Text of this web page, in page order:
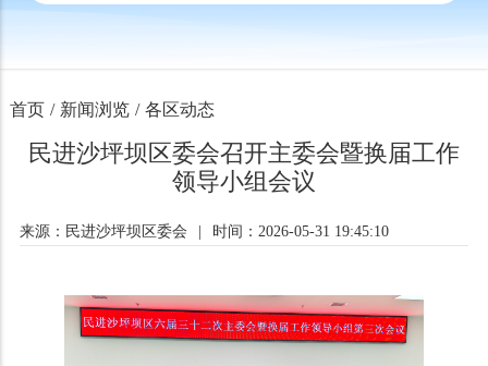
首页 / 新闻浏览 / 各区动态
民进沙坪坝区委会召开主委会暨换届工作
领导小组会议
来源：民进沙坪坝区委会 时间：2026-05-31 19:45:10